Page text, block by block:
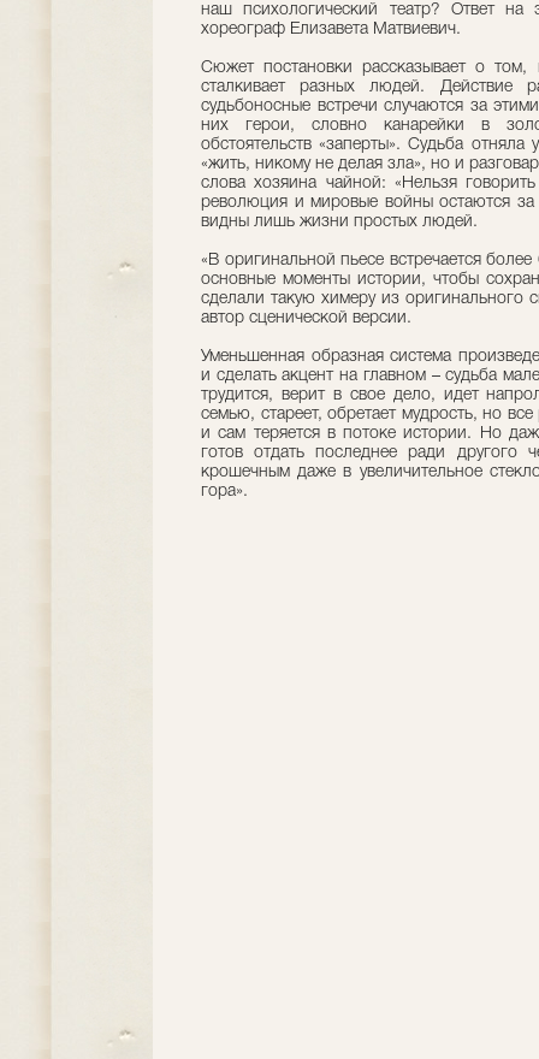
наш психологический театр? Ответ
хореограф Елизавета Матвиевич.
Сюжет постановки рассказывает о
сталкивает разных людей. Действие
судьбоносные встречи случаются за
них герои, словно канарейки в
обстоятельств «заперты». Судьба
«жить, никому не делая зла», но и
слова хозяина чайной: «Нельзя
революция и мировые войны остаются за
видны лишь жизни простых людей.
«В оригинальной пьесе встречается
основные моменты истории, чтобы
сделали такую химеру из оригинального
автор сценической версии.
Уменьшенная образная система
и сделать акцент на главном – судьба
трудится, верит в свое дело, идет
семью, стареет, обретает мудрость, но
и сам теряется в потоке истории. Но
готов отдать последнее ради другого
крошечным даже в увеличительное
гора».